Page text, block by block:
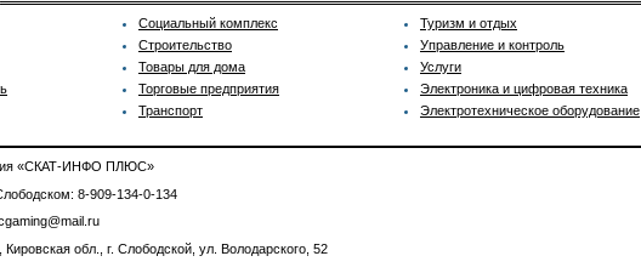
Социальный комплекс
Строительство
Товары для дома
Торговые предприятия
Транспорт
Туризм и отдых
Управление и контроль
Услуги
Электроника и цифровая техника
Электротехническое оборудование
«СКАТ-ИНФО ПЛЮС»
8-909-134-0-134
Кировская обл., г. Слободской, ул. Володарского, 52